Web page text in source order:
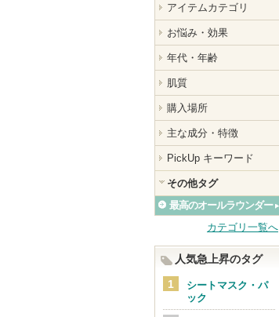
アイテムカテゴリ
お悩み・効果
年代・年齢
肌質
購入場所
主な成分・特徴
PickUp キーワード
その他タグ
最高のオールラウンダー
カテゴリ一覧へ
人気急上昇のタグ
シートマスク・パ
ック